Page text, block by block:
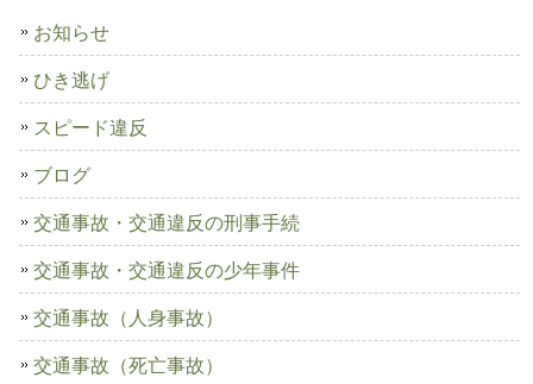
お知らせ
ひき逃げ
スピード違反
ブログ
交通事故・交通違反の刑事手続
交通事故・交通違反の少年事件
交通事故（人身事故）
交通事故（死亡事故）